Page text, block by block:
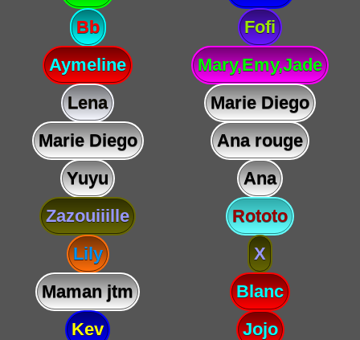
Bb
Fofi
Aymeline
Mary,Emy,Jade
Lena
Marie Diego
Marie Diego
Ana rouge
Yuyu
Ana
Zazouiiille
Rototo
Lily
X
Maman jtm
Blanc
Kev
Jojo